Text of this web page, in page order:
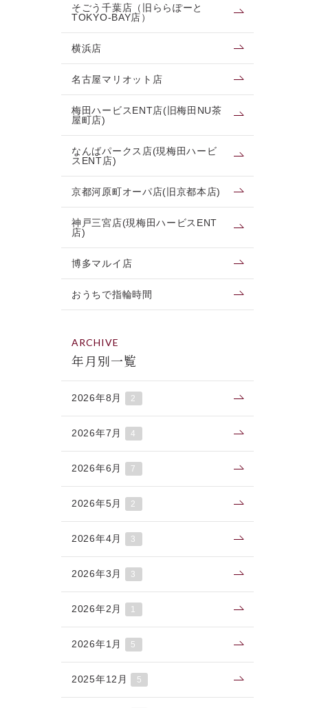
そごう千葉店（旧ららぽーと
TOKYO-BAY店）
横浜店
名古屋マリオット店
梅田ハービスENT店(旧梅田NU茶
屋町店)
なんばパークス店(現梅田ハービ
スENT店)
京都河原町オーパ店(旧京都本店)
神戸三宮店(現梅田ハービスENT
店)
博多マルイ店
おうちで指輪時間
ARCHIVE
年月別一覧
2026年8月 2
2026年7月 4
2026年6月 7
2026年5月 2
2026年4月 3
2026年3月 3
2026年2月 1
2026年1月 5
2025年12月 5